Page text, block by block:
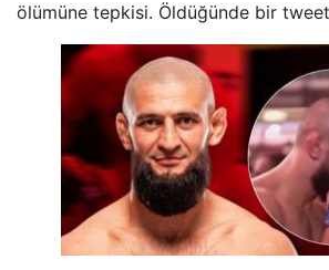
ölümüne tepkisi. Öldüğünde bir tweet